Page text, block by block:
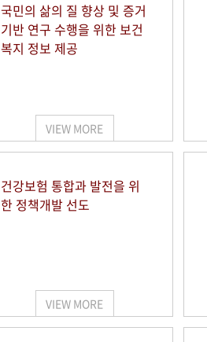
국민의 삶의 질 향상 및 증거
기반 연구 수행을 위한 보건
복지 정보 제공
VIEW MORE
건강보험 통합과 발전을 위
한 정책개발 선도
VIEW MORE